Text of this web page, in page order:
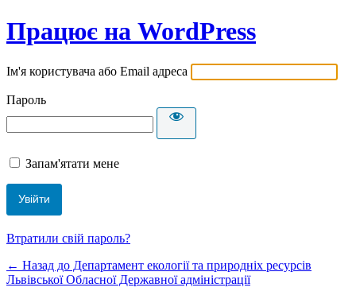
Працює на WordPress
Ім'я користувача або Email адреса
Пароль
Запам'ятати мене
Втратили свій пароль?
← Назад до Департамент екології та природніх ресурсів
Львівської Обласної Державної адміністрації